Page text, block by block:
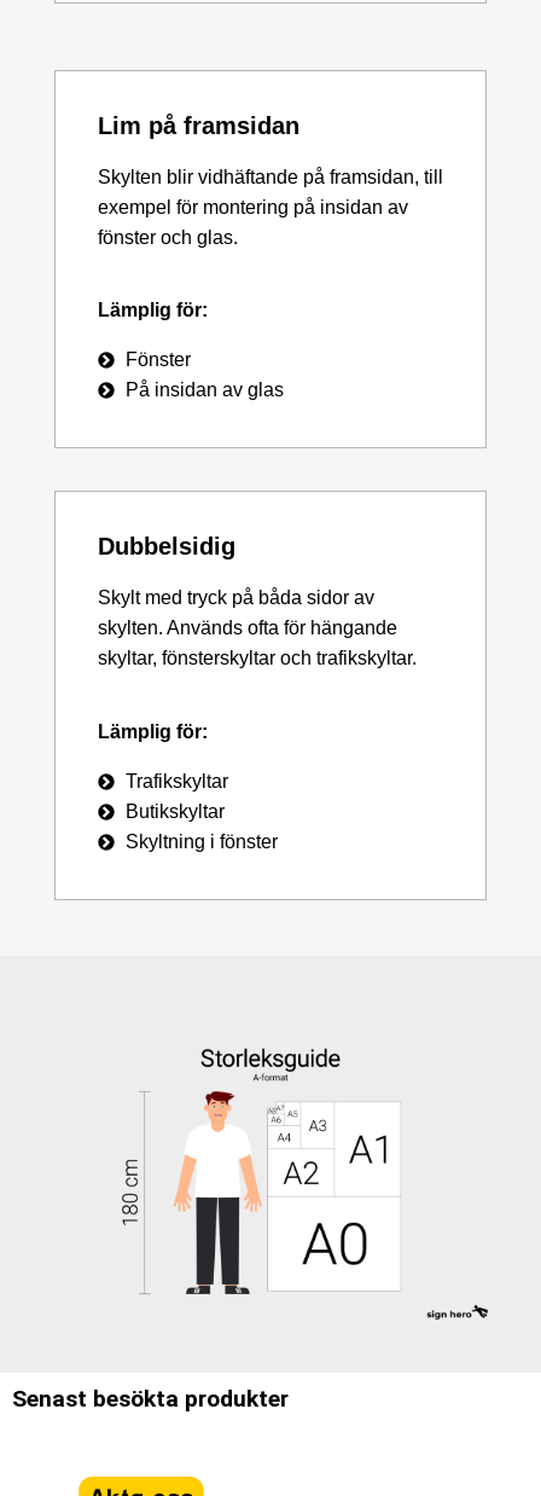
Lim på framsidan
Skylten blir vidhäftande på framsidan, till
exempel för montering på insidan av
fönster och glas.
Lämplig för:
Fönster
På insidan av glas
Dubbelsidig
Skylt med tryck på båda sidor av
skylten. Används ofta för hängande
skyltar, fönsterskyltar och trafikskyltar.
Lämplig för:
Trafikskyltar
Butikskyltar
Skyltning i fönster
Senast besökta produkter